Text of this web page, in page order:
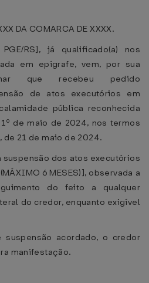
DA COMARCA DE XXXX.
PGE/RS], já qualificado(a) nos
em epígrafe, vem, por sua
que recebeu pedido
de atos executórios em
pública reconhecida
de maio de 2024, nos termos
de 21 de maio de 2024.
suspensão dos atos executórios
6 MESES)], observada a
do feito a qualquer
do credor, enquanto exigível
suspensão acordado, o credor
manifestação.